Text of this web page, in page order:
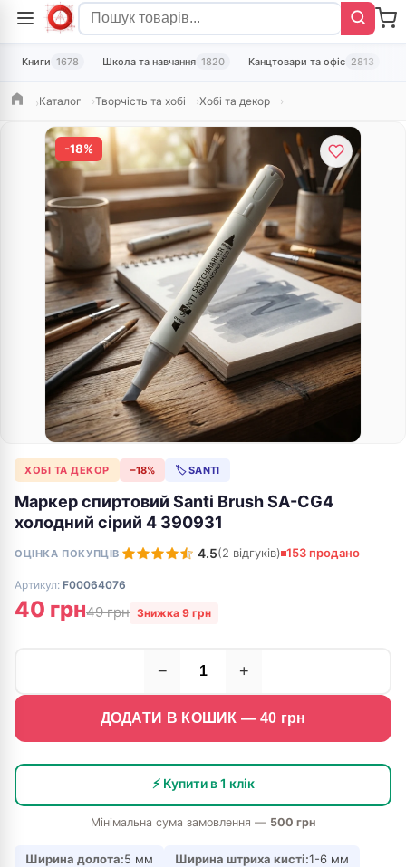
Книги 1678 Школа та навчання 1820 Канцтовари та офіс 2813
ГоловнаКаталог Творчість та хобі Хобі та декор
-18%
ХОБІ ТА ДЕКОР −18% 🏷 SANTI
Маркер спиртовий Santi Brush SA-CG4
холодний сірий 4 390931
ОЦІНКА ПОКУПЦІВ 4.5(2 відгуків) 153 продано
Артикул: F00064076
40 грн49 грн Знижка 9 грн
− +
ДОДАТИ В КОШИК — 40 грн
⚡ Купити в 1 клік
Мінімальна сума замовлення — 500 грн
Ширина долота:5 мм Ширина штриха кисті:1-6 мм